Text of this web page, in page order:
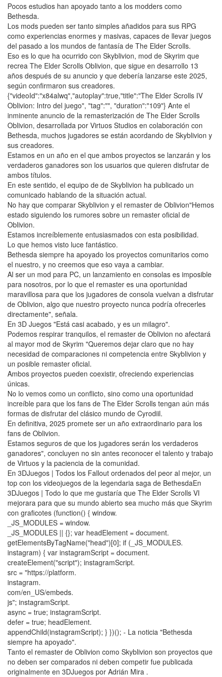
Pocos estudios han apoyado tanto a los modders como
Bethesda.
Los mods pueden ser tanto simples añadidos para sus RPG
como experiencias enormes y masivas, capaces de llevar juegos
del pasado a los mundos de fantasía de The Elder Scrolls.
Eso es lo que ha ocurrido con Skyblivion, mod de Skyrim que
recrea The Elder Scrolls Oblivion, que sigue en desarrollo 13
años después de su anuncio y que debería lanzarse este 2025,
según confirmaron sus creadores.
{"videoId":"x84alwq","autoplay":true,"title":"The Elder Scrolls IV
Oblivion: Intro del juego", "tag":"", "duration":"109"} Ante el
inminente anuncio de la remasterización de The Elder Scrolls
Oblivion, desarrollada por Virtuos Studios en colaboración con
Bethesda, muchos jugadores se están acordando de Skyblivion y
sus creadores.
Estamos en un año en el que ambos proyectos se lanzarán y los
verdaderos ganadores son los usuarios que quieren disfrutar de
ambos títulos.
En este sentido, el equipo de de Skyblivion ha publicado un
comunicado hablando de la situación actual.
No hay que comparar Skyblivion y el remaster de Oblivion"Hemos
estado siguiendo los rumores sobre un remaster oficial de
Oblivion.
Estamos increíblemente entusiasmados con esta posibilidad.
Lo que hemos visto luce fantástico.
Bethesda siempre ha apoyado los proyectos comunitarios como
el nuestro, y no creemos que eso vaya a cambiar.
Al ser un mod para PC, un lanzamiento en consolas es imposible
para nosotros, por lo que el remaster es una oportunidad
maravillosa para que los jugadores de consola vuelvan a disfrutar
de Oblivion, algo que nuestro proyecto nunca podría ofrecerles
directamente", señala.
En 3D Juegos "Está casi acabado, y es un milagro".
Podemos respirar tranquilos, el remaster de Oblivion no afectará
al mayor mod de Skyrim "Queremos dejar claro que no hay
necesidad de comparaciones ni competencia entre Skyblivion y
un posible remaster oficial.
Ambos proyectos pueden coexistir, ofreciendo experiencias
únicas.
No lo vemos como un conflicto, sino como una oportunidad
increíble para que los fans de The Elder Scrolls tengan aún más
formas de disfrutar del clásico mundo de Cyrodiil.
En definitiva, 2025 promete ser un año extraordinario para los
fans de Oblivion.
Estamos seguros de que los jugadores serán los verdaderos
ganadores", concluyen no sin antes reconocer el talento y trabajo
de Virtuos y la paciencia de la comunidad.
En 3DJuegos | Todos los Fallout ordenados del peor al mejor, un
top con los videojuegos de la legendaria saga de BethesdaEn
3DJuegos | Todo lo que me gustaría que The Elder Scrolls VI
mejorara para que su mundo abierto sea mucho más que Skyrim
con graficotes (function() { window.
_JS_MODULES = window.
_JS_MODULES || {}; var headElement = document.
getElementsByTagName("head")[0]; if (_JS_MODULES.
instagram) { var instagramScript = document.
createElement("script"); instagramScript.
src = "https://platform.
instagram.
com/en_US/embeds.
js"; instagramScript.
async = true; instagramScript.
defer = true; headElement.
appendChild(instagramScript); } })(); - La noticia "Bethesda
siempre ha apoyado".
Tanto el remaster de Oblivion como Skyblivion son proyectos que
no deben ser comparados ni deben competir fue publicada
originalmente en 3DJuegos por Adrián Mira .